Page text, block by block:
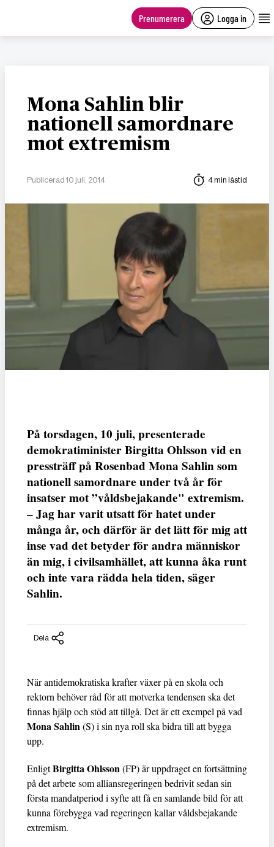
Prenumerera Logga in
Mona Sahlin blir
nationell samordnare
mot extremism
Publicerad 10 juli, 2014 4 min lästid
På torsdagen, 10 juli, presenterade
demokratiminister Birgitta Ohlsson vid en
pressträff på Rosenbad Mona Sahlin som
nationell samordnare under två år för
insatser mot ”våldsbejakande" extremism.
– Jag har varit utsatt för hatet under
många år, och därför är det lätt för mig att
inse vad det betyder för andra människor
än mig, i civilsamhället, att kunna åka runt
och inte vara rädda hela tiden, säger
Sahlin.
Dela
När antidemokratiska krafter växer på en skola och
rektorn behöver råd för att motverka tendensen ska det
finnas hjälp och stöd att tillgå. Det är ett exempel på vad
Mona Sahlin(S) i sin nya roll ska bidra till att bygga
upp.
EnligtBirgitta Ohlsson(FP) är uppdraget en fortsättning
på det arbete som alliansregeringen bedrivit sedan sin
första mandatperiod i syfte att få en samlande bild för att
kunna förebygga vad regeringen kallar våldsbejakande
extremism.